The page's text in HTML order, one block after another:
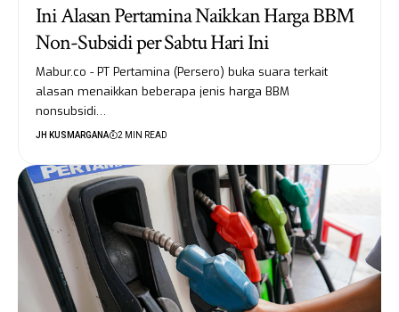
Ini Alasan Pertamina Naikkan Harga BBM
Non-Subsidi per Sabtu Hari Ini
Mabur.co - PT Pertamina (Persero) buka suara terkait
alasan menaikkan beberapa jenis harga BBM
nonsubsidi…
JH KUSMARGANA 2 MIN READ